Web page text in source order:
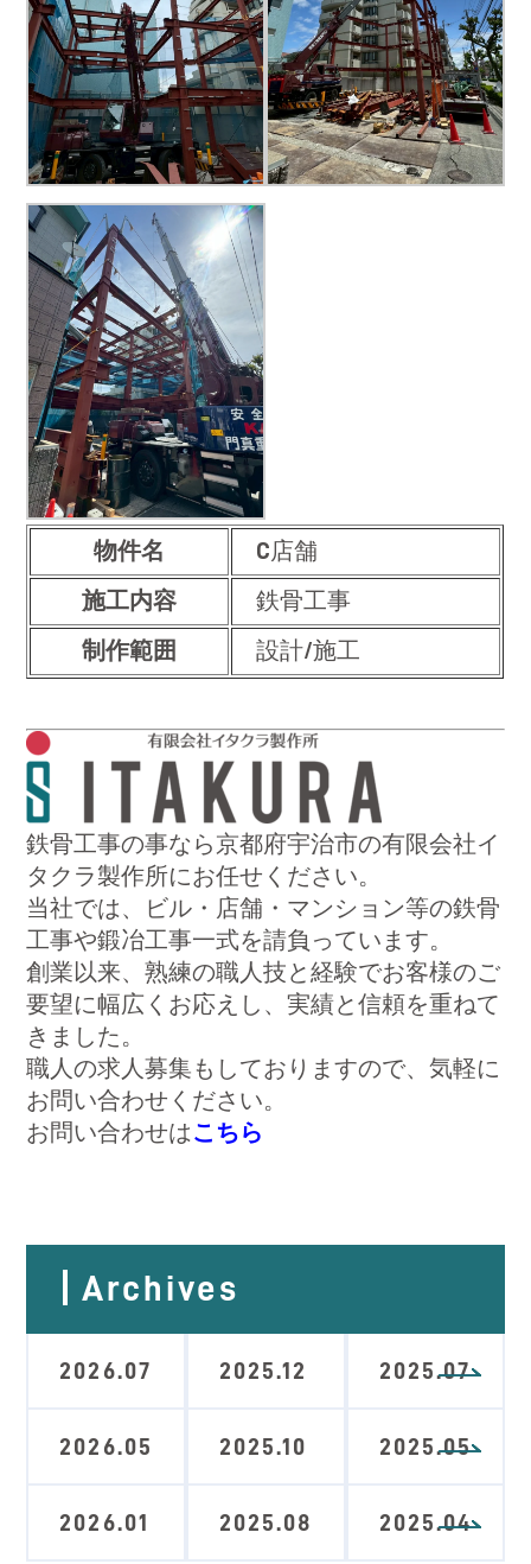
物件名 C店舗
施工内容 鉄骨工事
制作範囲 設計/施工
鉄骨工事の事なら京都府宇治市の有限会社イ
タクラ製作所にお任せください。
当社では、ビル・店舗・マンション等の鉄骨
工事や鍛冶工事一式を請負っています。
創業以来、熟練の職人技と経験でお客様のご
要望に幅広くお応えし、実績と信頼を重ねて
きました。
職人の求人募集もしておりますので、気軽に
お問い合わせください。
お問い合わせは こちら
Archives
2026.07
2026.05
2026.01
2025.12
2025.10
2025.08
2025.07
2025.05
2025.04